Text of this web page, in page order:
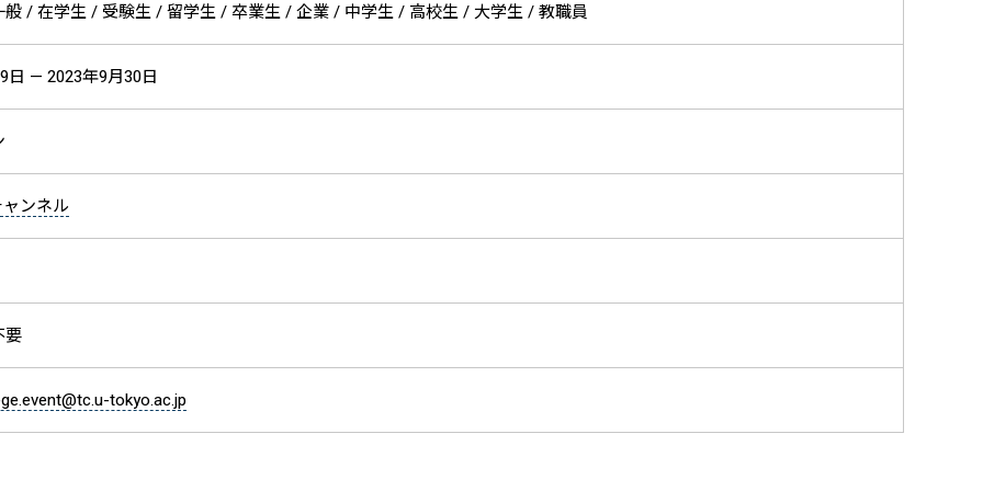
般 / 在学生 / 受験生 / 留学生 / 卒業生 / 企業 / 中学生 / 高校生 / 大学生 / 教職員
日 — 2023年9月30日
ンネル
要
tokyo.ac.jp